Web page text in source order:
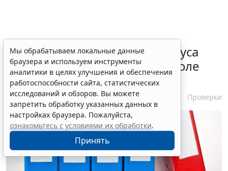
Порядок подтверждения статуса
эксперта в законе о госконтроле
скорректировали
7 августа 2026 15:57 Проверки
Мы обрабатываем локальные данные
браузера и используем инструменты
аналитики в целях улучшения и обеспечения
работоспособности сайта, статистических
исследований и обзоров. Вы можете
запретить обработку указанных данных в
настройках браузера. Пожалуйста,
ознакомьтесь с условиями их обработки.
Принять